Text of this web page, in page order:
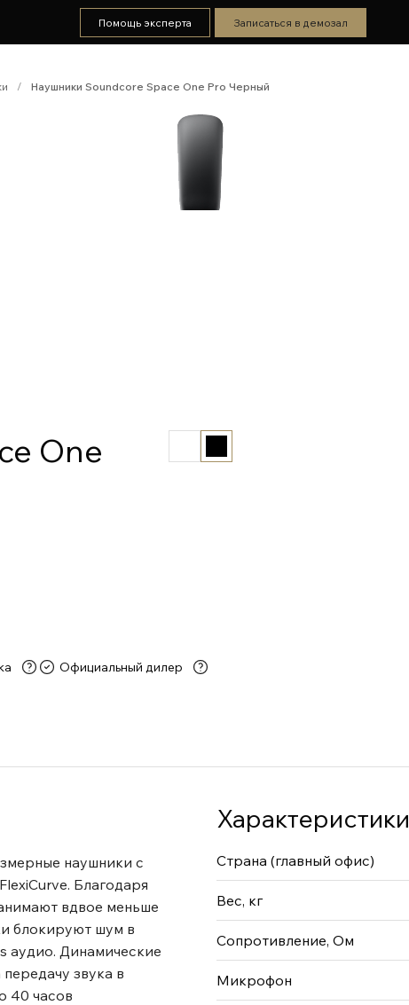
Помощь эксперта Записаться в демозал
/ Наушники Soundcore Space One Pro Черный
One
Официальный дилер
наушники с
Благодаря
вдвое меньше
блокируют шум в
аудио. Динамические
звука в
40 часов
Характеристики
Страна (главный офис)
Вес, кг
Сопротивление, Ом
Микрофон